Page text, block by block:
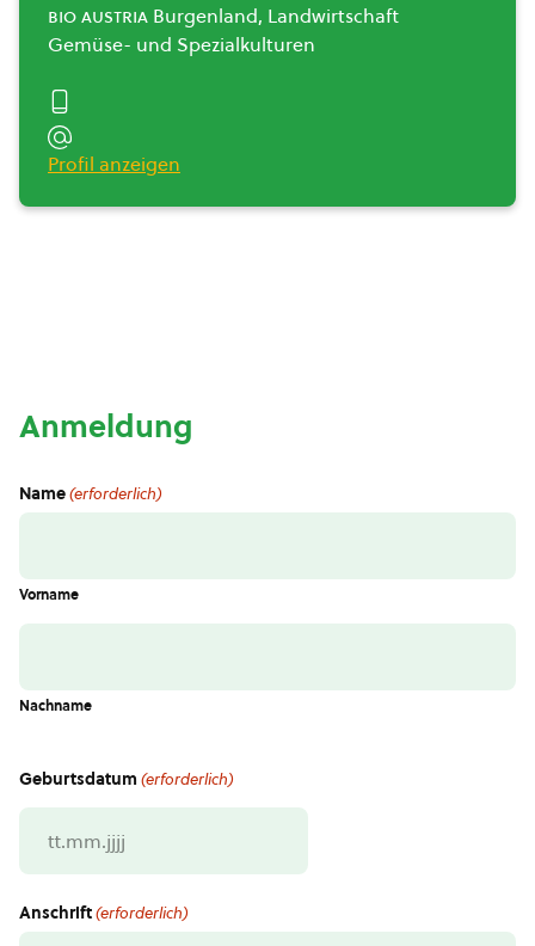
bio austria Burgenland, Landwirtschaft
Gemüse- und Spezialkulturen
Profil anzeigen
Anmeldung
Name(erforderlich)
Vorname
Nachname
Geburtsdatum (erforderlich)
MM
Anschrift(erforderlich)